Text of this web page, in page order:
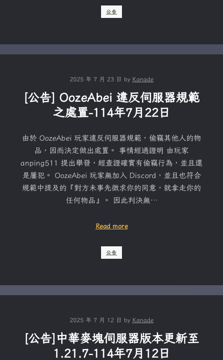
公告
2025 年 7 月 23 日 by Kanade
[公告] OozeAbei 違反伺服器規範
之處置-114年7月22日
由於 OozeAbei 玩家違反伺服器規範，偷竊其他人的物
品，因而決定做出處置。 事情經過證明 由玩家
anping511 提出舉發，經查證確實有偷竊行為，並且還
是屢犯。 OozeAbei 玩家無加入 Discord，並且也符合
規範中提及的『對方未事先徵求你的同意，就拿走你的
任何物品』。 因此判決無…
Read more
公告
2025 年 7 月 12 日 by Kanade
[公告]中華麥塊伺服器版本更新至
1.21.7-114年7月12日